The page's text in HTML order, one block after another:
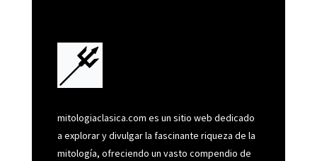
mitologiaclasica.com es un sitio web dedicado
a explorar y divulgar la fascinante riqueza de la
mitología, ofreciendo un vasto compendio de